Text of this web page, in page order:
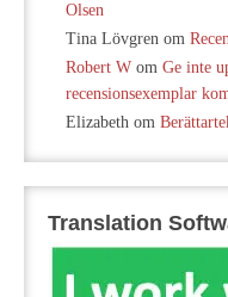
Olsen
Tina Lövgren om
Robert W om Ge inte
recensionsexemplar
Elizabeth om
Translation